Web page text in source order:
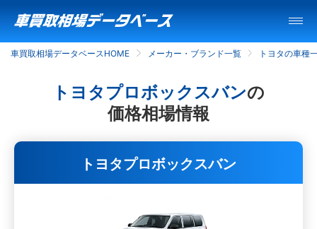
車買取相場データベースHOME メーカー・ブランド一覧 トヨタの車種
トヨタプロボックスバンの
価格相場情報
トヨタプロボックスバン